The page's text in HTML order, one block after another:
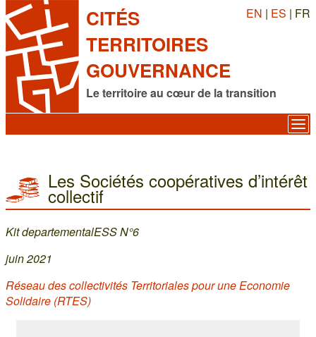
CITÉS
TERRITOIRES
GOUVERNANCE
Le territoire au cœur de la transition
EN | ES | FR
Les Sociétés coopératives d’intérêt
collectif
Kit departementalESS N°6
juin 2021
Réseau des collectivités Territoriales pour une Economie
Solidaire (RTES)